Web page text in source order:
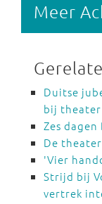
Meer
Duitse
bij theater
Zes
De
'Vier
Strijd bij
vertrek